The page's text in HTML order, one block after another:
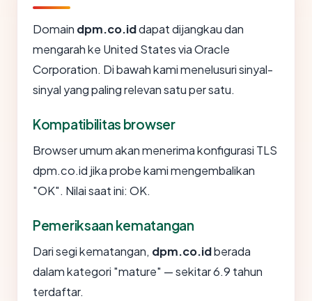
Domain dpm.co.iddapat dijangkau dan
mengarah ke United States via Oracle
Corporation. Di bawah kami menelusuri sinyal-
sinyal yang paling relevan satu per satu.
Kompatibilitas browser
Browser umum akan menerima konfigurasi TLS
dpm.co.id jika probe kami mengembalikan
"OK". Nilai saat ini: OK.
Pemeriksaan kematangan
Dari segi kematangan, dpm.co.idberada
dalam kategori "mature" — sekitar 6.9 tahun
terdaftar.